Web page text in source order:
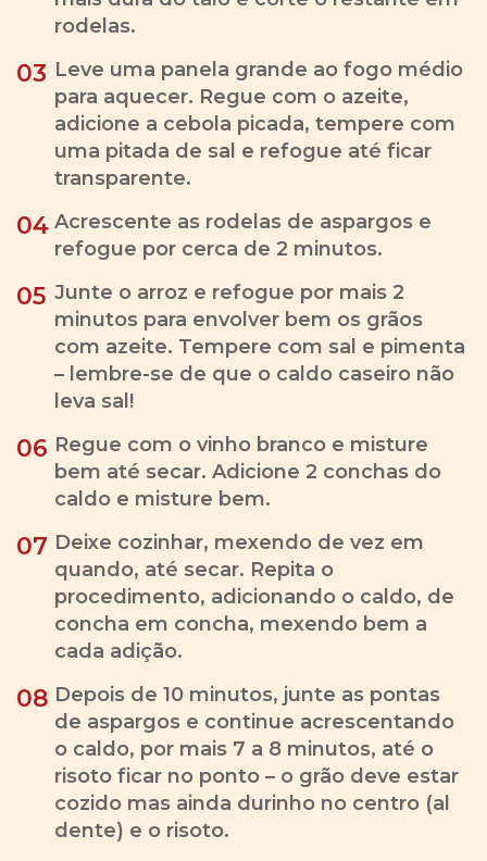
rodelas.
03 Leve uma panela grande ao fogo médio
para aquecer. Regue com o azeite,
adicione a cebola picada, tempere com
uma pitada de sal e refogue até ficar
transparente.
04 Acrescente as rodelas de aspargos e
refogue por cerca de 2 minutos.
05 Junte o arroz e refogue por mais 2
minutos para envolver bem os grãos
com azeite. Tempere com sal e pimenta
– lembre-se de que o caldo caseiro não
leva sal!
06 Regue com o vinho branco e misture
bem até secar. Adicione 2 conchas do
caldo e misture bem.
07 Deixe cozinhar, mexendo de vez em
quando, até secar. Repita o
procedimento, adicionando o caldo, de
concha em concha, mexendo bem a
cada adição.
08 Depois de 10 minutos, junte as pontas
de aspargos e continue acrescentando
o caldo, por mais 7 a 8 minutos, até o
risoto ficar no ponto – o grão deve estar
cozido mas ainda durinho no centro (al
dente) e o risoto.